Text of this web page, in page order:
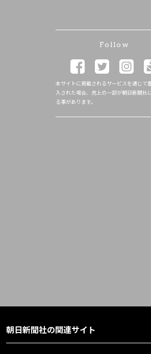
Follow
本サイトに掲載されるサービスを通じて
入された場合、売上の一部が朝日新聞社
る事があります。
朝日新聞社の関連サイト